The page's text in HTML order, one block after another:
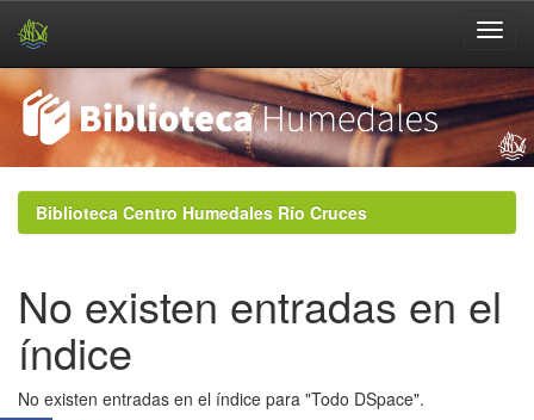
navigationBiblioteca Centro Humedales Río Cruces
No existen entradas en el
índice
No existen entradas en el índice para "Todo DSpace".